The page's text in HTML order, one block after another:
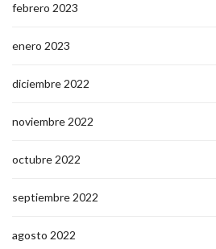
febrero 2023
enero 2023
diciembre 2022
noviembre 2022
octubre 2022
septiembre 2022
agosto 2022